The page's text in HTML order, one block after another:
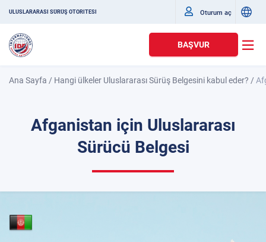
ULUSLARARASI SÜRÜŞ OTORITESI Oturum aç
BAŞVUR
Ana Sayfa / Hangi ülkeler Uluslararası Sürüş Belgesini kabul eder? /
Afganistan için Uluslararası
Sürücü Belgesi